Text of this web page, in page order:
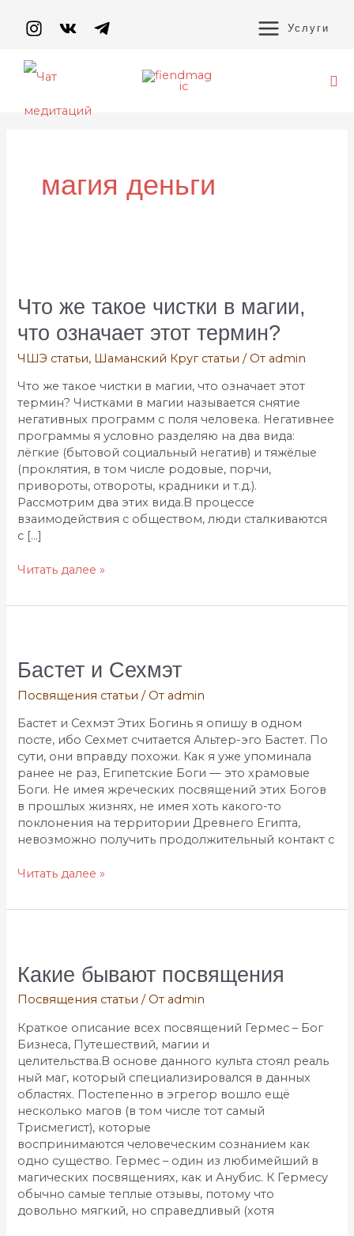
содержимому
Услуги
магия деньги
Что же такое чистки в магии,
что означает этот термин?
ЧШЭ статьи, Шаманский Круг статьи / От admin
Что же такое чистки в магии, что означает этот
термин? Чистками в магии называется снятие
негативных программ с поля человека. Негативнее
программы я условно разделяю на два вида:
лёгкие (бытовой социальный негатив) и тяжёлые
(проклятия, в том числе родовые, порчи,
привороты, отвороты, крадники и т.д.).
Рассмотрим два этих вида.В процессе
взаимодействия с обществом, люди сталкиваются
с […]
такое
чистки
в
что
означает
этот
термин?
Читать далее »
Бастет и Сехмэт
Посвящения статьи / От admin
Бастет и Сехмэт Этих Богинь я опишу в одном
посте, ибо Сехмет считается Альтер-эго Бастет. По
сути, они вправду похожи. Как я уже упоминала
ранее не раз, Египетские Боги — это храмовые
Боги. Не имея жреческих посвящений этих Богов
в прошлых жизнях, не имея хоть какого-то
поклонения на территории Древнего Египта,
невозможно получить продолжительный контакт с
Сехмэт
Читать далее »
Какие бывают посвящения
Посвящения статьи / От admin
Краткое описание всех посвящений Гермес – Бог
Бизнеса, Путешествий, магии и
целительства.В основе данного культа стоял реаль
ный маг, который специализировался в данных
областях. Постепенно в эгрегор вошло ещё
несколько магов (в том числе тот самый
Трисмегист), которые
воспринимаются человеческим сознанием как
одно существо. Гермес – один из любимейший в
магических посвящениях, как и Анубис. К Гермесу
обычно самые теплые отзывы, потому что
довольно мягкий, но справедливый (хотя
посвящения